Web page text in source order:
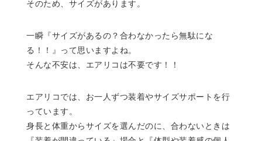
そのため、サイズがあります。
一瞬『サイズがあるの？合わなかったら無駄にな
る！！』って思いますよね。
そんな不安は、エアリコは不要です！！
エアリコでは、お一人ずつ装着やサイズサポートを行
っています。
身長と体重からサイズを選んだのに、合わないときは